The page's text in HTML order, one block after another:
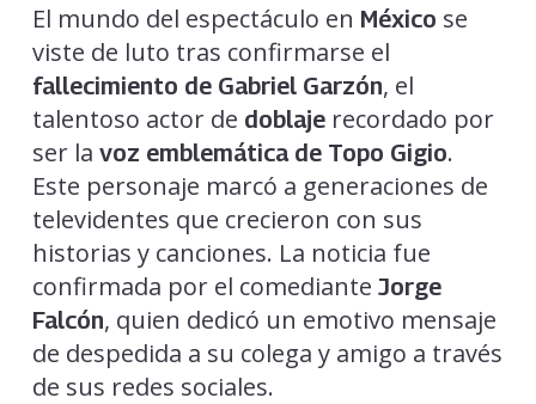
El mundo del espectáculo en México se
viste de luto tras confirmarse el
fallecimiento de Gabriel Garzón, el
talentoso actor de doblajerecordado por
ser la voz emblemática de Topo Gigio.
Este personaje marcó a generaciones de
televidentes que crecieron con sus
historias y canciones. La noticia fue
confirmada por el comediante Jorge
Falcón, quien dedicó un emotivo mensaje
de despedida a su colega y amigo a través
de sus redes sociales.